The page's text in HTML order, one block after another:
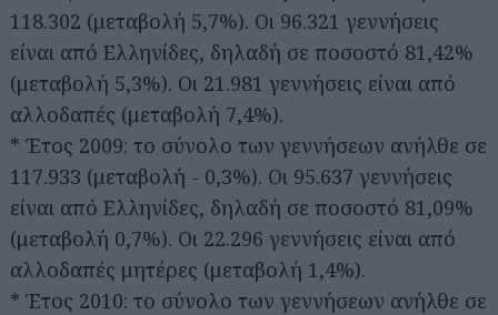
118.302 (μεταβολή 5,7%). Οι 96.321 γεννήσεις
είναι από Ελληνίδες, δηλαδή σε ποσοστό 81,42%
(μεταβολή 5,3%). Οι 21.981 γεννήσεις είναι από
αλλοδαπές (μεταβολή 7,4%).
* Έτος 2009: το σύνολο των γεννήσεων ανήλθε σε
117.933 (μεταβολή - 0,3%). Οι 95.637 γεννήσεις
είναι από Ελληνίδες, δηλαδή σε ποσοστό 81,09%
(μεταβολή 0,7%). Οι 22.296 γεννήσεις είναι από
αλλοδαπές μητέρες (μεταβολή 1,4%).
* Έτος 2010: το σύνολο των γεννήσεων ανήλθε σε